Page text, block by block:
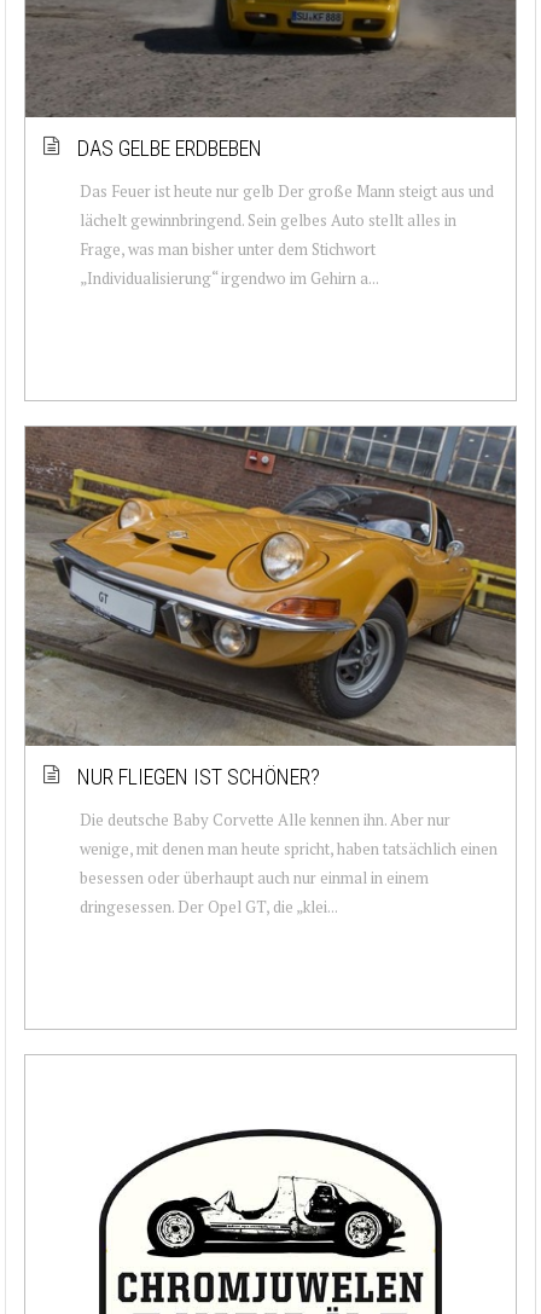
DAS GELBE ERDBEBEN
Das Feuer ist heute nur gelb Der große Mann steigt aus und
lächelt gewinnbringend. Sein gelbes Auto stellt alles in
Frage, was man bisher unter dem Stichwort
„Individualisierung“ irgendwo im Gehirn a...
NUR FLIEGEN IST SCHÖNER?
Die deutsche Baby Corvette Alle kennen ihn. Aber nur
wenige, mit denen man heute spricht, haben tatsächlich einen
besessen oder überhaupt auch nur einmal in einem
dringesessen. Der Opel GT, die „klei...